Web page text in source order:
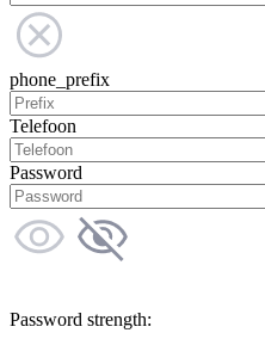
phone_prefix
Telefoon
Password
Password strength: